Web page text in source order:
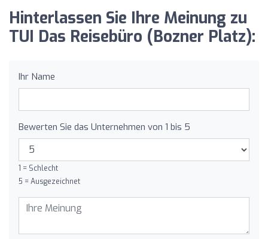
Hinterlassen Sie Ihre Meinung zu
TUI Das Reisebüro (Bozner Platz):
Ihr Name
Bewerten Sie das Unternehmen von 1 bis 5
1 = Schlecht
5 = Ausgezeichnet